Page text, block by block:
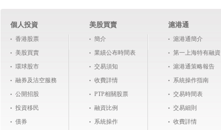
個人投資
香港股票
美股買賣
環球股市
融券及沽空服務
公開招股
投資移民
債券
美股買賣
簡介
業績公布時間表
交易須知
收費詳情
PTP相關股票
融資比例
系統操作
滬港通
滬港通簡介
第一上海特有融資
滬港通策略報告
系統操作指南
交易時間表
交易細則
收費詳情